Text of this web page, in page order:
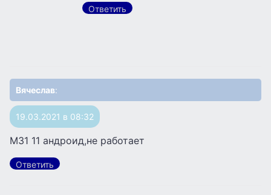
Ответить
Вячеслав:
19.03.2021 в 08:32
М31 11 андроид,не работает
Ответить